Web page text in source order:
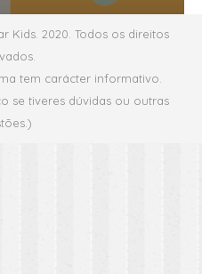
Kids. 2020. Todos os direitos
tem carácter informativo.
se tiveres dúvidas ou outras